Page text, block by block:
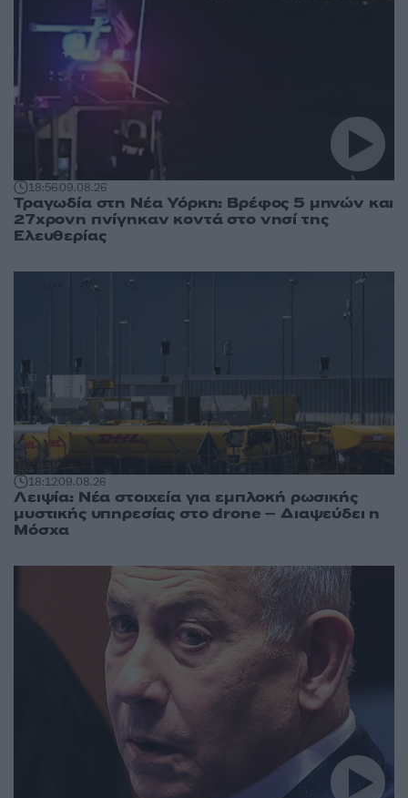
18:5609.08.26
Τραγωδία στη Νέα Υόρκη: Βρέφος 5 μηνών και
27χρονη πνίγηκαν κοντά στο νησί της
Ελευθερίας
18:1209.08.26
Λειψία: Νέα στοιχεία για εμπλοκή ρωσικής
μυστικής υπηρεσίας στο drone – Διαψεύδει η
Μόσχα